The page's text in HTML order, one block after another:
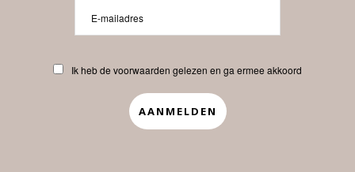
Beauty-Pro.nl
Abonneren Contact
APP
Ik heb de voorwaarden gelezen en ga ermee akkoord